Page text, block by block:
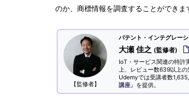
のか、商標情報を調査することができま
【監修者】
パテント・インテグレー
大瀬 佳之 (監修者)
IoT・サービス関連の特
上、レビュー数639以上
Udemyでは受講者数1,635
講座 』を提供。